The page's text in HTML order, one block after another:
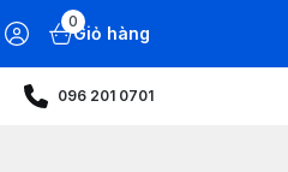
0
Giỏ hàng
096 201 0701